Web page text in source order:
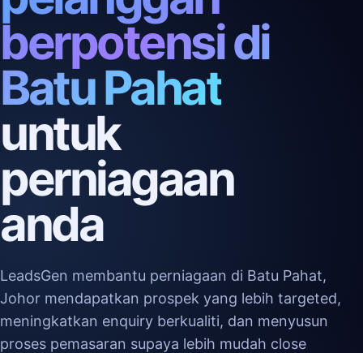
berpotensi di
Batu Pahat
untuk
perniagaan
anda
LeadsGen membantu perniagaan di Batu Pahat,
Johor mendapatkan prospek yang lebih targeted,
meningkatkan enquiry berkualiti, dan menyusun
proses pemasaran supaya lebih mudah close